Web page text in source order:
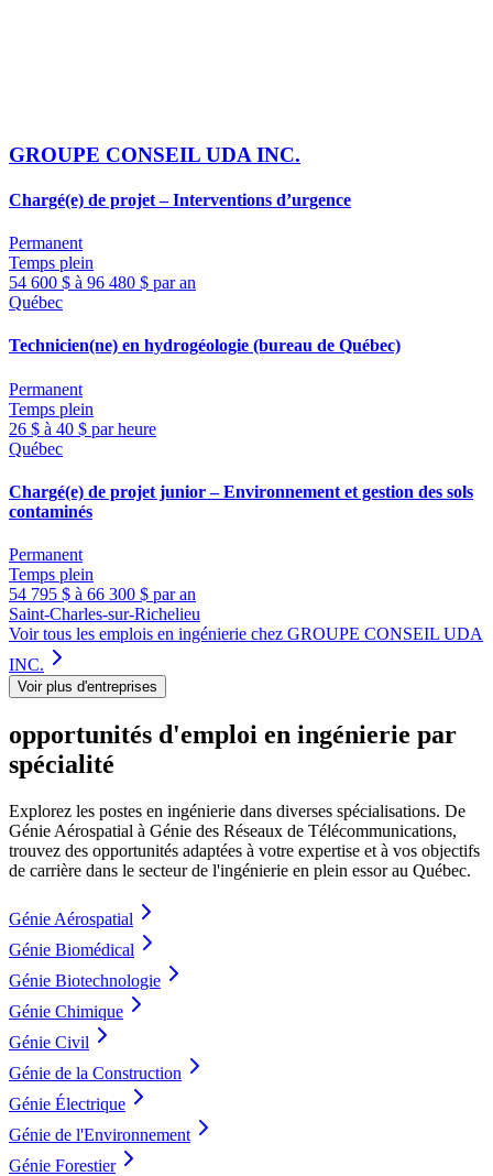
GROUPE CONSEIL UDA INC.
Chargé(e) de projet – Interventions d’urgence
Permanent
Temps plein
54 600 $ à 96 480 $ par an
Québec
Technicien(ne) en hydrogéologie (bureau de Québec)
Permanent
Temps plein
26 $ à 40 $ par heure
Québec
Chargé(e) de projet junior – Environnement et gestion des sols
contaminés
Permanent
Temps plein
54 795 $ à 66 300 $ par an
Saint-Charles-sur-Richelieu
Voir tous les emplois en ingénierie chez GROUPE CONSEIL UDA
INC.
Voir plus d'entreprises
opportunités d'emploi en ingénierie par
spécialité
Explorez les postes en ingénierie dans diverses spécialisations. De
Génie Aérospatial à Génie des Réseaux de Télécommunications,
trouvez des opportunités adaptées à votre expertise et à vos objectifs
de carrière dans le secteur de l'ingénierie en plein essor au Québec.
Génie Aérospatial
Génie Biomédical
Génie Biotechnologie
Génie Chimique
Génie Civil
Génie de la Construction
Génie Électrique
Génie de l'Environnement
Génie Forestier